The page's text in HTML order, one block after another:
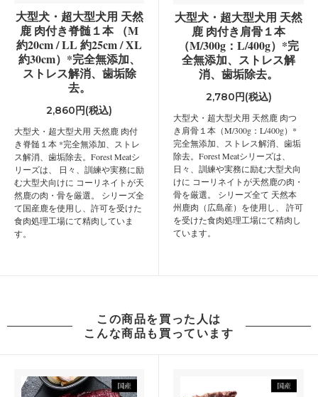
大型犬・超大型犬用 天然
鹿 肉付き脊髄１本 （M
約20cm / LL 約25cm / XL
約30cm）*完全無添加、
ストレス解消、歯垢除
去。
2,860円(税込)
大型犬・超大型犬用 天然鹿 肉付
き脊髄１本 *完全無添加、ストレ
ス解消、歯垢除去。Forest Meatシ
リーズは、 日々、訓練や実務に励
む大型犬向けに コーリネイトが天
然鹿の肉・骨を厳選。 シリーズ全
て国産鹿を使用し、許可を受けた
食肉処理工場にて精肉していま
す。
大型犬・超大型犬用 天然
鹿 肉付き肩骨１本
（M/300g：L/400g）*完
全無添加、ストレス解
消、歯垢除去。
2,780円(税込)
大型犬・超大型犬用 天然鹿 肉つ
き肩骨１本（M/300g：L/400g）*
完全無添加、ストレス解消、歯垢
除去。Forest Meatシリーズは、
日々、訓練や実務に励む大型犬向
けに コーリネイトが天然鹿の肉・
骨を厳選。 シリーズ全て 天然本
州鹿肉（広島産）を使用し、 許可
を受けた食肉処理工場にて精肉し
ています。
この商品を買った人は
こんな商品も買っています